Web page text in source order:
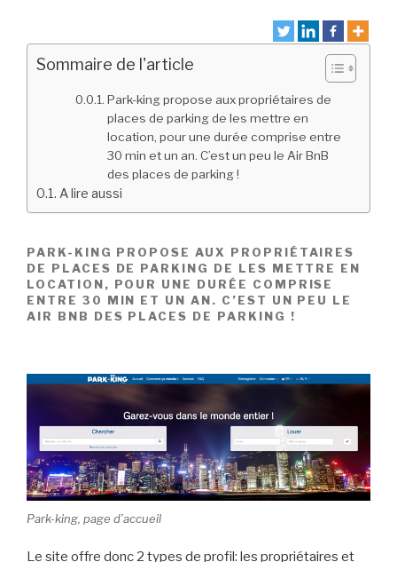
Sommaire de l'article
Park-king propose aux propriétaires de
places de parking de les mettre en
location, pour une durée comprise entre
30 min et un an. C’est un peu le Air BnB
des places de parking !
A lire aussi
PARK-KING PROPOSE AUX PROPRIÉTAIRES
DE PLACES DE PARKING DE LES METTRE EN
LOCATION, POUR UNE DURÉE COMPRISE
ENTRE 30 MIN ET UN AN. C’EST UN PEU LE
AIR BNB DES PLACES DE PARKING !
Park-king, page d’accueil
Le site offre donc 2 types de profil: les propriétaires et